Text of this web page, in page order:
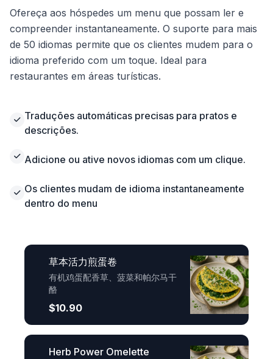
Ofereça aos hóspedes um menu que possam ler e
compreender instantaneamente. O suporte para mais
de 50 idiomas permite que os clientes mudem para o
idioma preferido com um toque. Ideal para
restaurantes em áreas turísticas.
Traduções automáticas precisas para pratos e
descrições.
Adicione ou ative novos idiomas com um clique.
Os clientes mudam de idioma instantaneamente
dentro do menu
草本活力煎蛋卷
有机鸡蛋配香草、菠菜和帕尔马干
酪
$10.90
Herb Power Omelette